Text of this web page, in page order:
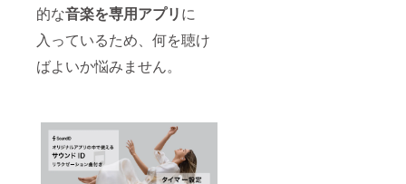
的な音楽を専用アプリに
入っているため、何を聴け
ばよいか悩みません。